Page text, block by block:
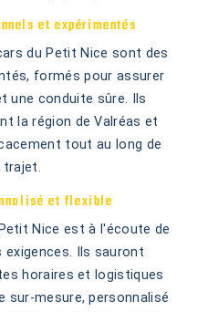
et expérimentés
du Petit Nice sont des
formés pour assurer
une conduite sûre. Ils
la région de Valréas et
tout au long de
trajet.
et flexible
Nice est à l'écoute de
Ils sauront
horaires et logistiques
sur-mesure, personnalisé